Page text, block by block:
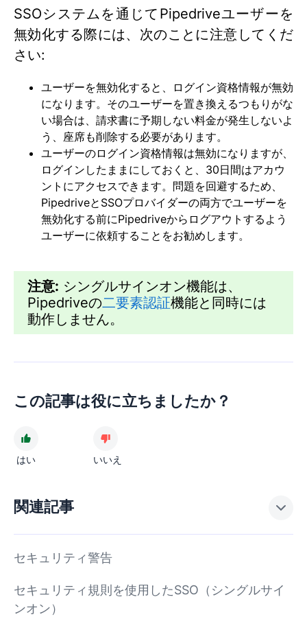
SSOシステムを通じてPipedriveユーザーを
無効化する際には、次のことに注意してくだ
さい:
ユーザーを無効化すると、ログイン資格情報が無効
になります。そのユーザーを置き換えるつもりがな
い場合は、請求書に予期しない料金が発生しないよ
う、座席も削除する必要があります。
ユーザーのログイン資格情報は無効になりますが、
ログインしたままにしておくと、30日間はアカウ
ントにアクセスできます。問題を回避するため、
PipedriveとSSOプロバイダーの両方でユーザーを
無効化する前にPipedriveからログアウトするよう
ユーザーに依頼することをお勧めします。
注意: シングルサインオン機能は、
Pipedriveの二要素認証機能と同時には
動作しません。
この記事は役に立ちましたか？
はい いいえ
関連記事
セキュリティ警告
セキュリティ規則を使用したSSO（シングルサイ
ンオン）